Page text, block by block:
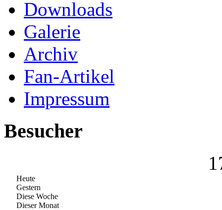
Downloads
Galerie
Archiv
Fan-Artikel
Impressum
Besucher
Heute
Gestern
Diese Woche
Dieser Monat